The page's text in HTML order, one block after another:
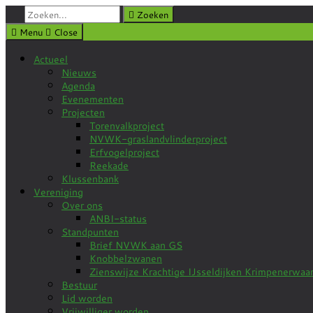
Zoeken:
Zoeken
Menu
Close
Actueel
Nieuws
Agenda
Evenementen
Projecten
Torenvalkproject
NVWK-graslandvlinderproject
Erfvogelproject
Reekade
Klussenbank
Vereniging
Over ons
ANBI-status
Standpunten
Brief NVWK aan GS
Knobbelzwanen
Zienswijze Krachtige IJsseldijken
Bestuur
Lid worden